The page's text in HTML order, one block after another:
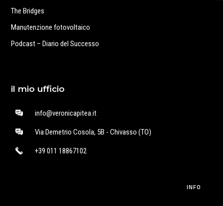
The Bridges
Manutenzione fotovoltaico
Podcast – Diario del Successo
il mio ufficio
info@veronicapitea.it
Via Demetrio Cosola, 5B - Chivasso (TO)
+39 011 18867102
INFO